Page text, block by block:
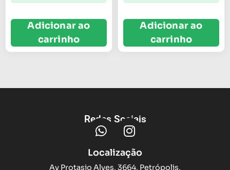
Adicionar ao
carrinho
Adicionar ao
carrinho
Redes Sociais
Localização
Av Protasio Alves, 3664, Petrópolis,